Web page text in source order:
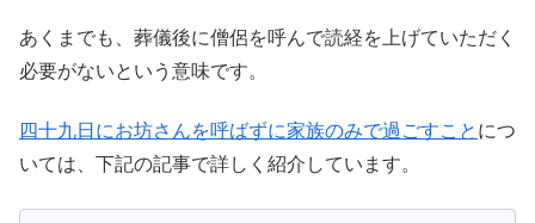
あくまでも、葬儀後に僧侶を呼んで読経を上げていただく
必要がないという意味です。
四十九日にお坊さんを呼ばずに家族のみで過ごすこと につ
いては、下記の記事で詳しく紹介しています。